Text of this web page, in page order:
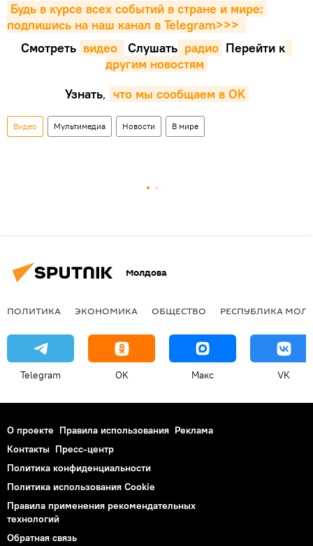
Будь в курсе всех событий в стране и мире:
подпишись на наш канал в Telegram>>>
Смотреть видео Cлушать радио Перейти к
другим новостям
Узнать, что мы сообщаем в OK
Видео Мультимедиа Новости В мире
Молдова
ПОЛИТИКА ЭКОНОМИКА ОБЩЕСТВО РЕСПУБЛИКА
Telegram OK Макс VK
О проекте Правила использования Реклама
Контакты Пресс-центр
Политика конфиденциальности
Политика использования Cookie
Правила применения рекомендательных
технологий
Обратная связь